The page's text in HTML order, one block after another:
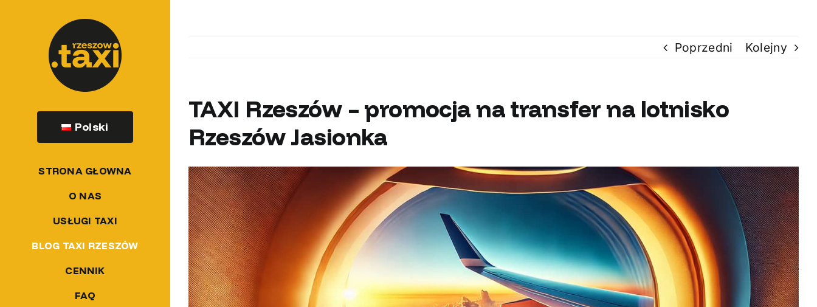
zawartości
Polski
STRONA GŁOWNA
O NAS
USŁUGI TAXI
BLOG TAXI RZESZÓW
CENNIK
FAQ
Poprzedni Kolejny
TAXI Rzeszów – promocja na transfer na lotnisko
Rzeszów Jasionka
Pokaż
większy
obrazek